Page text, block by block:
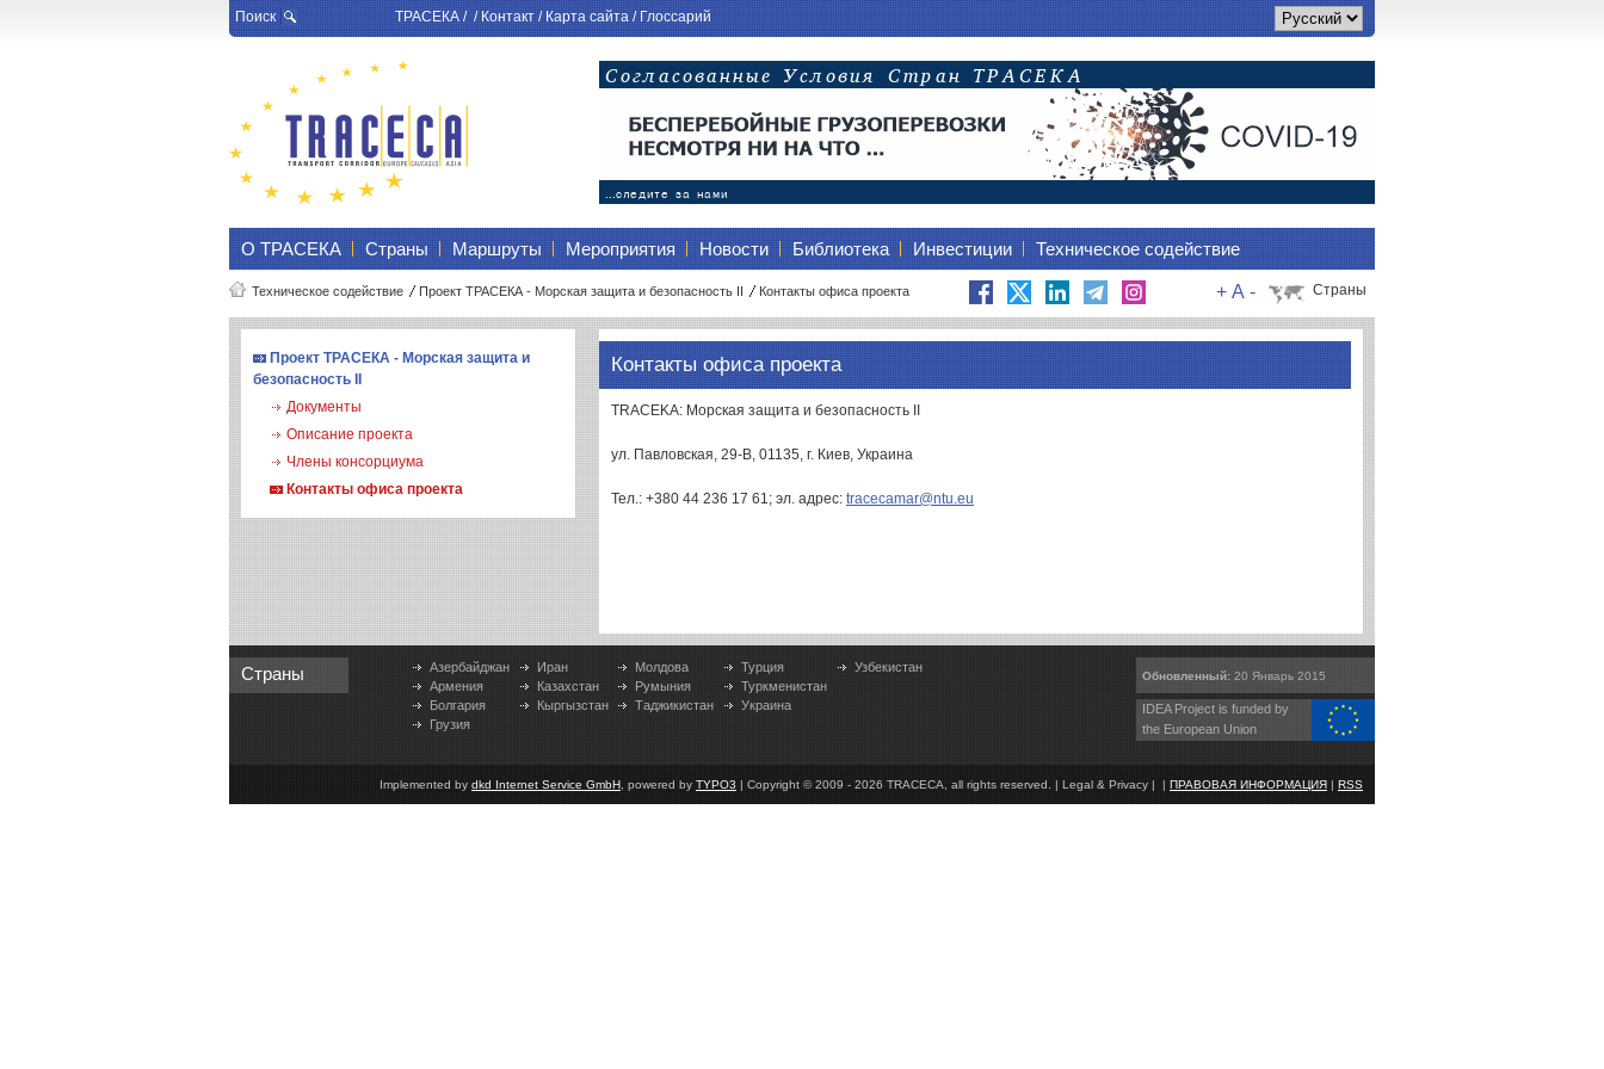
Поиск ТРАСЕКА/ /Контакт/Карта сайта/Глоссарий
О ТРАСЕКА Страны Маршруты Мероприятия Новости Библиотека Инвестиции Техническое содействие
Техническое содействие Проект ТРАСЕКА - Морская защита и безопасность II Контакты офиса проекта Страны
+ A -
Проект ТРАСЕКА - Морская защита и
безопасность II
Документы
Описание проекта
Члены консорциума
Контакты офиса проекта
Контакты офиса проекта
TRACEKA: Морская защита и безопасность II
ул. Павловская, 29-В, 01135, г. Киев, Украина
Тел.: +380 44 236 17 61; эл. адрес: tracecamar@ntu.eu
Страны
Азербайджан
Армения
Болгария
Грузия
Иран
Казахстан
Кыргызстан
Молдова
Румыния
Таджикистан
Турция
Туркменистан
Украина
Узбекистан
Обновленный: 20 Январь 2015
IDEA Project is funded by
the European Union
Implemented by dkd Internet Service GmbH , powered by TYPO3 | Copyright © 2009 - 2026 TRACECA, all rights reserved. | Legal & Privacy | | ПРАВОВАЯ ИНФОРМАЦИЯ | RSS